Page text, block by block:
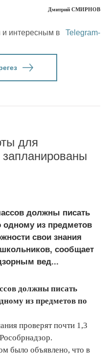
Дмитрий СМИРНОВ
интересным в
Telegram-
для
запланированы
должны писать
из предметов
свои знания
сообщает
вед...
должны писать
из предметов по
проверят почти 1,3
было объявлено, что в